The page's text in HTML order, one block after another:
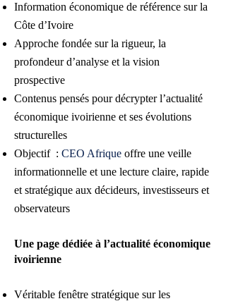
Information économique de référence sur la
Côte d’Ivoire
Approche fondée sur la rigueur, la
profondeur d’analyse et la vision
prospective
Contenus pensés pour décrypter l’actualité
économique ivoirienne et ses évolutions
structurelles
Objectif : CEO Afrique offre une veille
informationnelle et une lecture claire, rapide
et stratégique aux décideurs, investisseurs et
observateurs
Une page dédiée à l’actualité économique
ivoirienne
Véritable fenêtre stratégique sur les